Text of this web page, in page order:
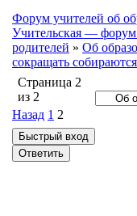
Форум учителей об
Учительская — форум
родителей » Об
сокращать
Страница 2
из 2
Назад 1 2